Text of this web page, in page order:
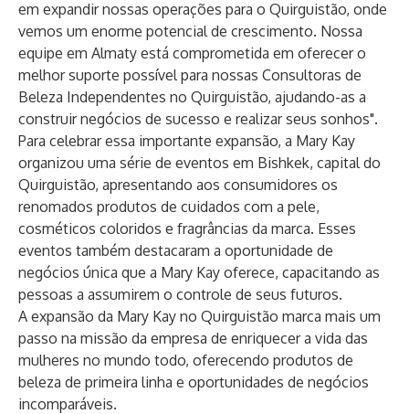
em expandir nossas operações para o Quirguistão, onde
vemos um enorme potencial de crescimento. Nossa
equipe em Almaty está comprometida em oferecer o
melhor suporte possível para nossas Consultoras de
Beleza Independentes no Quirguistão, ajudando-as a
construir negócios de sucesso e realizar seus sonhos".
Para celebrar essa importante expansão, a Mary Kay
organizou uma série de eventos em Bishkek, capital do
Quirguistão, apresentando aos consumidores os
renomados produtos de cuidados com a pele,
cosméticos coloridos e fragrâncias da marca. Esses
eventos também destacaram a oportunidade de
negócios única que a Mary Kay oferece, capacitando as
pessoas a assumirem o controle de seus futuros.
A expansão da Mary Kay no Quirguistão marca mais um
passo na missão da empresa de enriquecer a vida das
mulheres no mundo todo, oferecendo produtos de
beleza de primeira linha e oportunidades de negócios
incomparáveis.